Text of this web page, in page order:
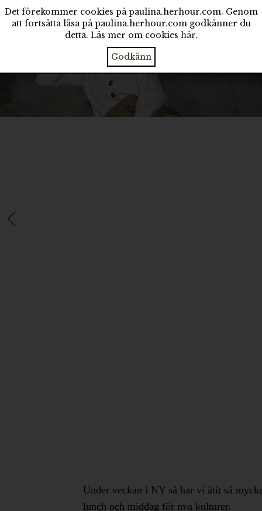
Det förekommer cookies på paulina.herhour.com. Genom
att fortsätta läsa på paulina.herhour.com godkänner du
detta. Läs mer om cookies här.
Godkänn
Under veckan i NY så har vi ätit så
lunch och middag för nya kulturer.